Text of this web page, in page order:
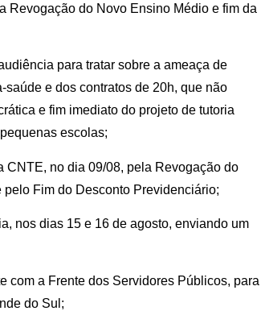
Revogação do Novo Ensino Médio e fim da
para tratar sobre a ameaça de
e dos contratos de 20h, que não
e fim imediato do projeto de tutoria
escolas;
CNTE, no dia 09/08, pela Revogação do
Fim do Desconto Previdenciário;
nos dias 15 e 16 de agosto, enviando um
com a Frente dos Servidores Públicos, para
do Sul;